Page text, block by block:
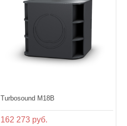
Turbosound M18B
162 273 руб.